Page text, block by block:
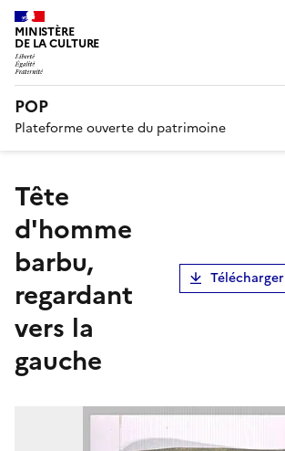
MINISTÈRE
DE LA CULTURE
POP
Plateforme ouverte du patrimoine
Tête
d'homme
barbu,
regardant
vers la
gauche
Télécharger